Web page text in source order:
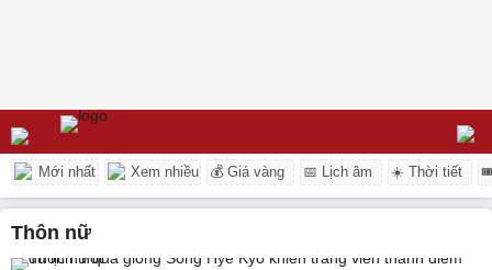
Mới nhất Xem nhiều 💰 Giá vàng 📅 Lịch âm ☀️ Thời tiết
thôn nữ